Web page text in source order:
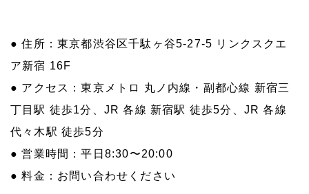
● 住所：東京都渋谷区千駄ヶ谷5-27-5 リンクスクエ
ア新宿 16F
● アクセス：東京メトロ 丸ノ内線・副都心線 新宿三
丁目駅 徒歩1分、JR 各線 新宿駅 徒歩5分、JR 各線
代々木駅 徒歩5分
● 営業時間：平日8:30〜20:00
● 料金：お問い合わせください